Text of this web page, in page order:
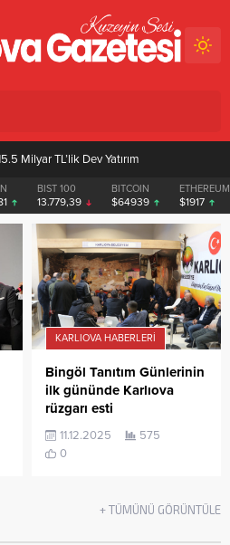
Milyar TL’lik Dev Yatırım
BIST 100
13.779,39
BITCOIN
$64939
ETHEREUM
$1917
KARLIOVA HABERLERI
Bingöl Tanıtım Günlerinin
ilk gününde Karlıova
rüzgarı esti
11.12.2025
575
0
+ TÜMÜNÜ GÖRÜNTÜLE